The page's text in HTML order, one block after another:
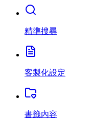
精準搜尋
客製化設定
書籤內容